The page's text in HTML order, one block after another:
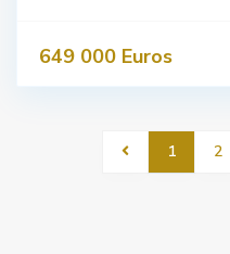
649 000 Euros
1 2